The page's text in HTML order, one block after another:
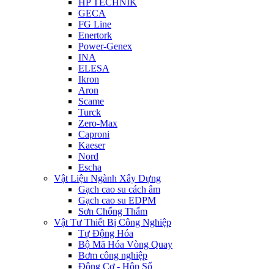
HP TECHNIK
GECA
FG Line
Enertork
Power-Genex
INA
ELESA
Ikron
Aron
Scame
Turck
Zero-Max
Caproni
Kaeser
Nord
Escha
Vật Liệu Ngành Xây Dựng
Gạch cao su cách âm
Gạch cao su EDPM
Sơn Chống Thấm
Vật Tư Thiết Bị Công Nghiệp
Tự Động Hóa
Bộ Mã Hóa Vòng Quay
Bơm công nghiệp
Động Cơ - Hộp Số